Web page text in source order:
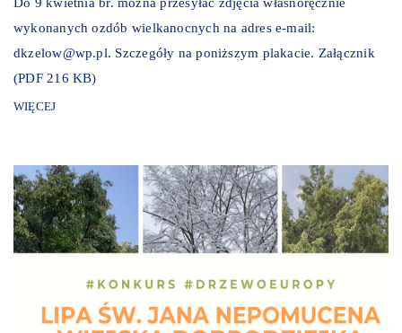
wykonanych ozdób wielkanocnych na adres e-mail:
dkzelow@wp.pl. Szczegóły na poniższym plakacie. Załącznik
(PDF 216 KB)
WIĘCEJ